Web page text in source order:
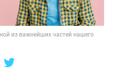
из важнейших частей нашего